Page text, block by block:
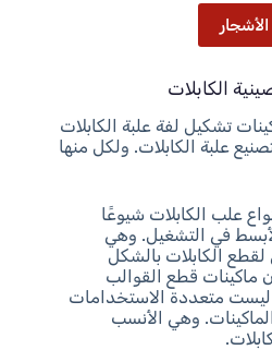
الأشجار
الكابلات
تشكيل لفة علبة الكابلات
علبة الكابلات. ولكل منها
علب الكابلات شيوعًا
في التشغيل. وهي
الكابلات بالشكل
ماكينات قطع القوالب
ليست متعددة الاستخدامات
وهي الأنسب